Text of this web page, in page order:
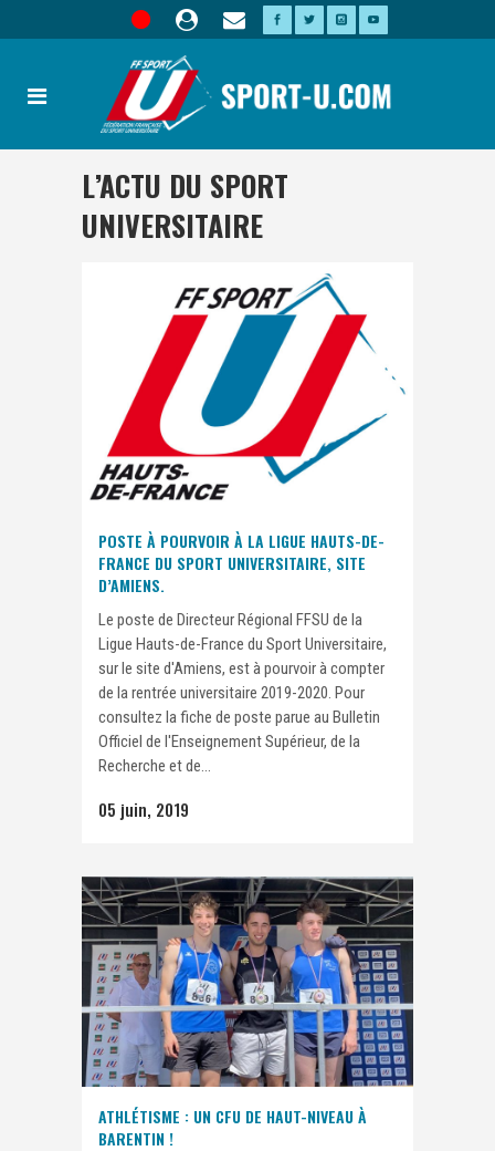
L’ACTU DU SPORT
UNIVERSITAIRE
POSTE À POURVOIR À LA LIGUE HAUTS-DE-
FRANCE DU SPORT UNIVERSITAIRE, SITE
D’AMIENS.
Le poste de Directeur Régional FFSU de la
Ligue Hauts-de-France du Sport Universitaire,
sur le site d'Amiens, est à pourvoir à compter
de la rentrée universitaire 2019-2020. Pour
consultez la fiche de poste parue au Bulletin
Officiel de l'Enseignement Supérieur, de la
Recherche et de...
05 juin, 2019
ATHLÉTISME : UN CFU DE HAUT-NIVEAU À
BARENTIN !